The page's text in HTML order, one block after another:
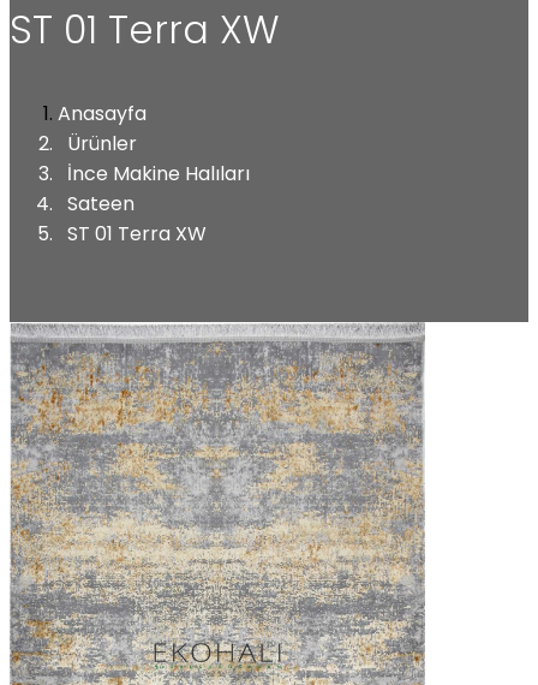
ST 01 Terra XW
Anasayfa
Ürünler
İnce Makine Halıları
Sateen
ST 01 Terra XW